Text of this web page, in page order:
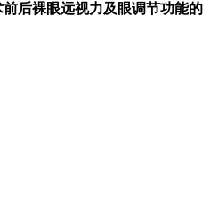
后裸眼远视力及眼调节功能的